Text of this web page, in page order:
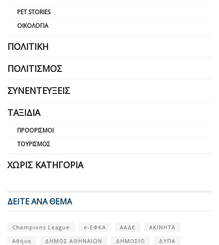
PET STORIES
ΟΙΚΟΛΟΓΊΑ
ΠΟΛΙΤΙΚΉ
ΠΟΛΙΤΙΣΜΌΣ
ΣΥΝΕΝΤΕΎΞΕΙΣ
ΤΑΞΊΔΙΑ
ΠΡΟΟΡΙΣΜΟΊ
ΤΟΥΡΙΣΜΌΣ
ΧΩΡΊΣ ΚΑΤΗΓΟΡΊΑ
ΔΕΙΤΕ ΑΝΑ ΘΕΜΑ
Champions League e-ΕΦΚΑ ΑΑΔΕ
ΑΚΙΝΗΤΑ
Αθήνα
ΔΗΜΟΣ ΑΘΗΝΑΙΩΝ ΔΗΜΟΣΙΟ
ΔΥΠΑ